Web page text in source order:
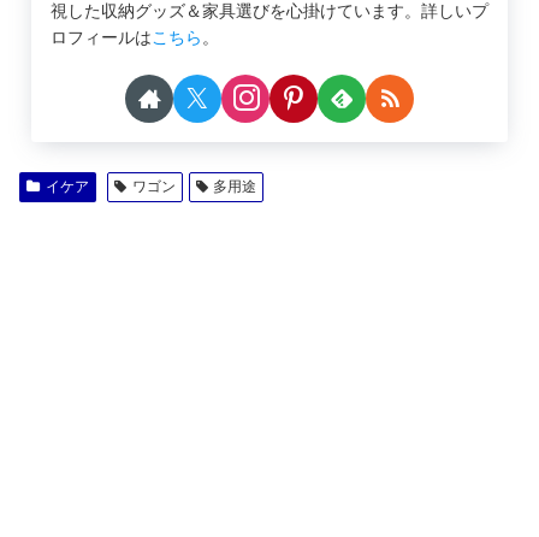
視した収納グッズ＆家具選びを心掛けています。詳しいプ
ロフィールはこちら。
イケア ワゴン 多用途